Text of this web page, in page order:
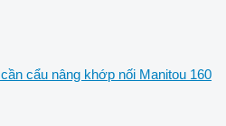
cần cẩu nâng khớp nối Manitou 160